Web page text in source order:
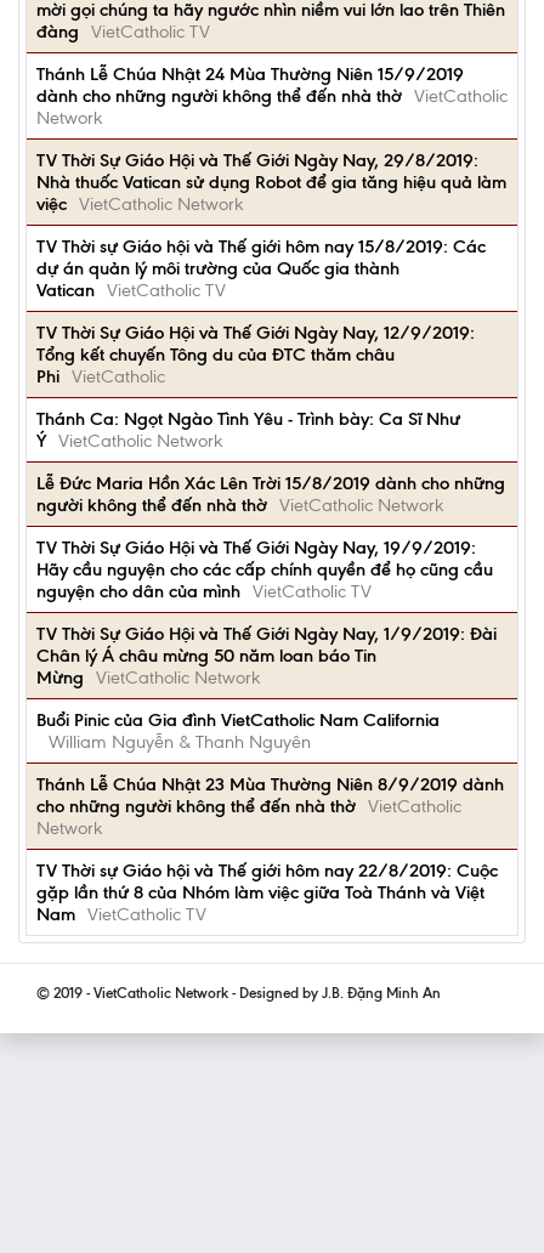
mời gọi chúng ta hãy ngước nhìn niềm vui lớn lao trên Thiên
đàng
VietCatholic TV
Thánh Lễ Chúa Nhật 24 Mùa Thường Niên 15/9/2019
dành cho những người không thể đến nhà thờ VietCatholic
Network
TV Thời Sự Giáo Hội và Thế Giới Ngày Nay, 29/8/2019:
Nhà thuốc Vatican sử dụng Robot để gia tăng hiệu quả làm
việc VietCatholic Network
TV Thời sự Giáo hội và Thế giới hôm nay 15/8/2019: Các
dự án quản lý môi trường của Quốc gia thành
Vatican VietCatholic TV
TV Thời Sự Giáo Hội và Thế Giới Ngày Nay, 12/9/2019:
Tổng kết chuyến Tông du của ĐTC thăm châu
Phi VietCatholic
Thánh Ca: Ngọt Ngào Tình Yêu - Trình bày: Ca Sĩ Như
Ý VietCatholic Network
Lễ Ðức Maria Hồn Xác Lên Trời 15/8/2019 dành cho những
người không thể đến nhà thờ VietCatholic Network
TV Thời Sự Giáo Hội và Thế Giới Ngày Nay, 19/9/2019:
Hãy cầu nguyện cho các cấp chính quyền để họ cũng cầu
nguyện cho dân của mình VietCatholic TV
TV Thời Sự Giáo Hội và Thế Giới Ngày Nay, 1/9/2019: Đài
Chân lý Á châu mừng 50 năm loan báo Tin
Mừng
VietCatholic Network
Buổi Pinic của Gia đình VietCatholic Nam California
William Nguyễn & Thanh Nguyên
Thánh Lễ Chúa Nhật 23 Mùa Thường Niên 8/9/2019 dành
cho những người không thể đến nhà thờ VietCatholic
Network
TV Thời sự Giáo hội và Thế giới hôm nay 22/8/2019: Cuộc
gặp lần thứ 8 của Nhóm làm việc giữa Toà Thánh và Việt
Nam VietCatholic TV
© 2019 - VietCatholic Network - Designed by J.B. Đặng Minh An